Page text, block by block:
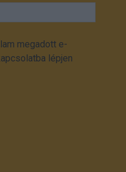
megadott e-
lépjen